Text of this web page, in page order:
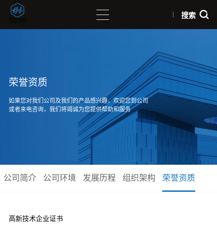
搜索
荣誉资质
如果您对我们公司及我们的产品感兴趣，欢迎您到公司
或者来电咨询，我们将竭诚为您提供帮助和服务
公司简介 公司环境 发展历程 组织架构 荣誉资质
高新技术企业证书